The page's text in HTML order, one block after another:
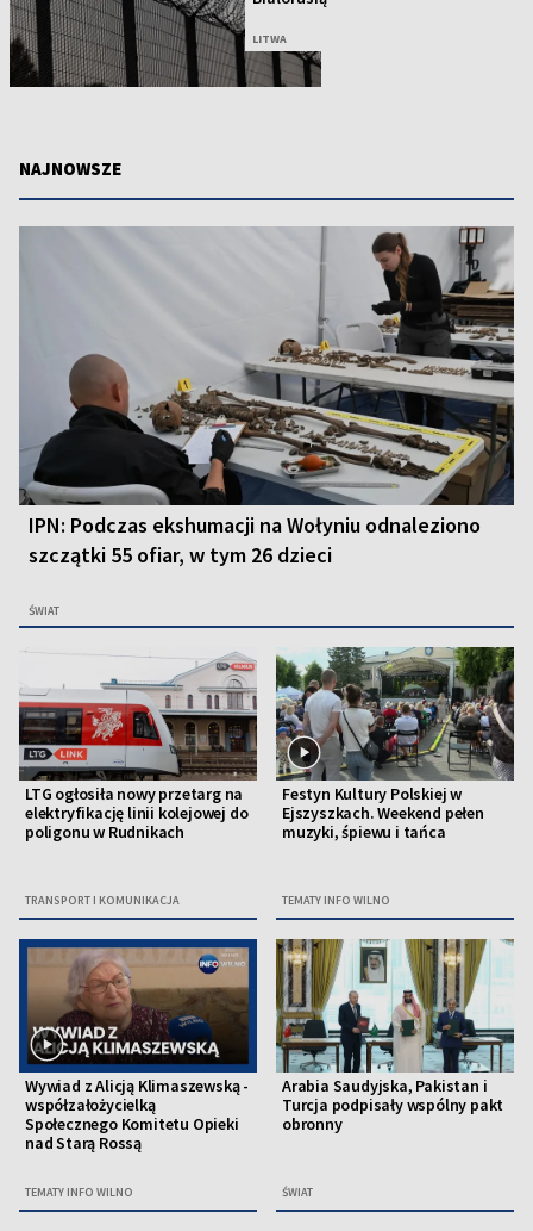
LITWA
NAJNOWSZE
IPN: Podczas ekshumacji na Wołyniu odnaleziono
szczątki 55 ofiar, w tym 26 dzieci
ŚWIAT
LTG ogłosiła nowy przetarg na
elektryfikację linii kolejowej do
poligonu w Rudnikach
TRANSPORT I KOMUNIKACJA
Festyn Kultury Polskiej w
Ejszyszkach. Weekend pełen
muzyki, śpiewu i tańca
TEMATY INFO WILNO
Wywiad z Alicją Klimaszewską -
współzałożycielką
Społecznego Komitetu Opieki
nad Starą Rossą
TEMATY INFO WILNO
Arabia Saudyjska, Pakistan i
Turcja podpisały wspólny pakt
obronny
ŚWIAT